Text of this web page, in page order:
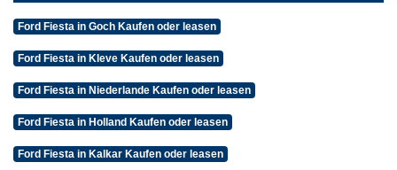
Ford Fiesta in Goch Kaufen oder leasen
Ford Fiesta in Kleve Kaufen oder leasen
Ford Fiesta in Niederlande Kaufen oder leasen
Ford Fiesta in Holland Kaufen oder leasen
Ford Fiesta in Kalkar Kaufen oder leasen